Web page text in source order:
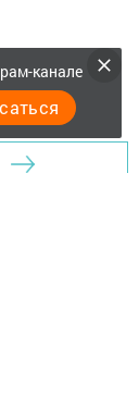
канале